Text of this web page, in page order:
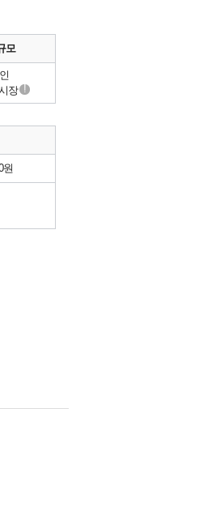
모
장 !
원